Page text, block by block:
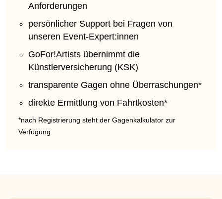
Anforderungen
persönlicher Support bei Fragen von
unseren Event-Expert:innen
GoFor!Artists übernimmt die
Künstlerversicherung (KSK)
transparente Gagen ohne Überraschungen*
direkte Ermittlung von Fahrtkosten*
*nach Registrierung steht der Gagenkalkulator zur
Verfügung